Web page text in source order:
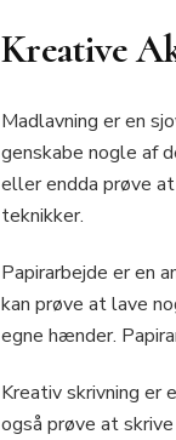
Kreative
Madlavning er en
genskabe nogle af
eller endda prøve
teknikker.
Papirarbejde er en
kan prøve at lave
egne hænder.
Kreativ skrivning er
også prøve at